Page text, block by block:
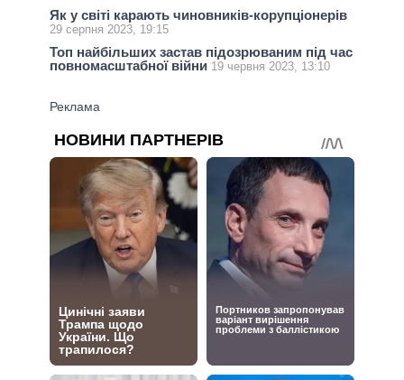
Як у світі карають чиновників-корупціонерів
29 серпня 2023, 19:15
Топ найбільших застав підозрюваним під час
повномасштабної війни 19 червня 2023, 13:10